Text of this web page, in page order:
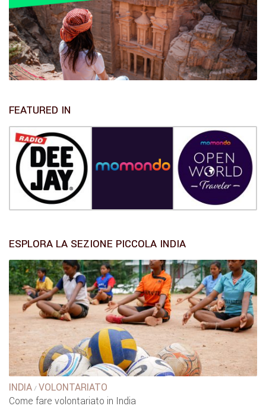
FEATURED IN
ESPLORA LA SEZIONE PICCOLA INDIA
INDIA / VOLONTARIATO
Come fare volontariato in India